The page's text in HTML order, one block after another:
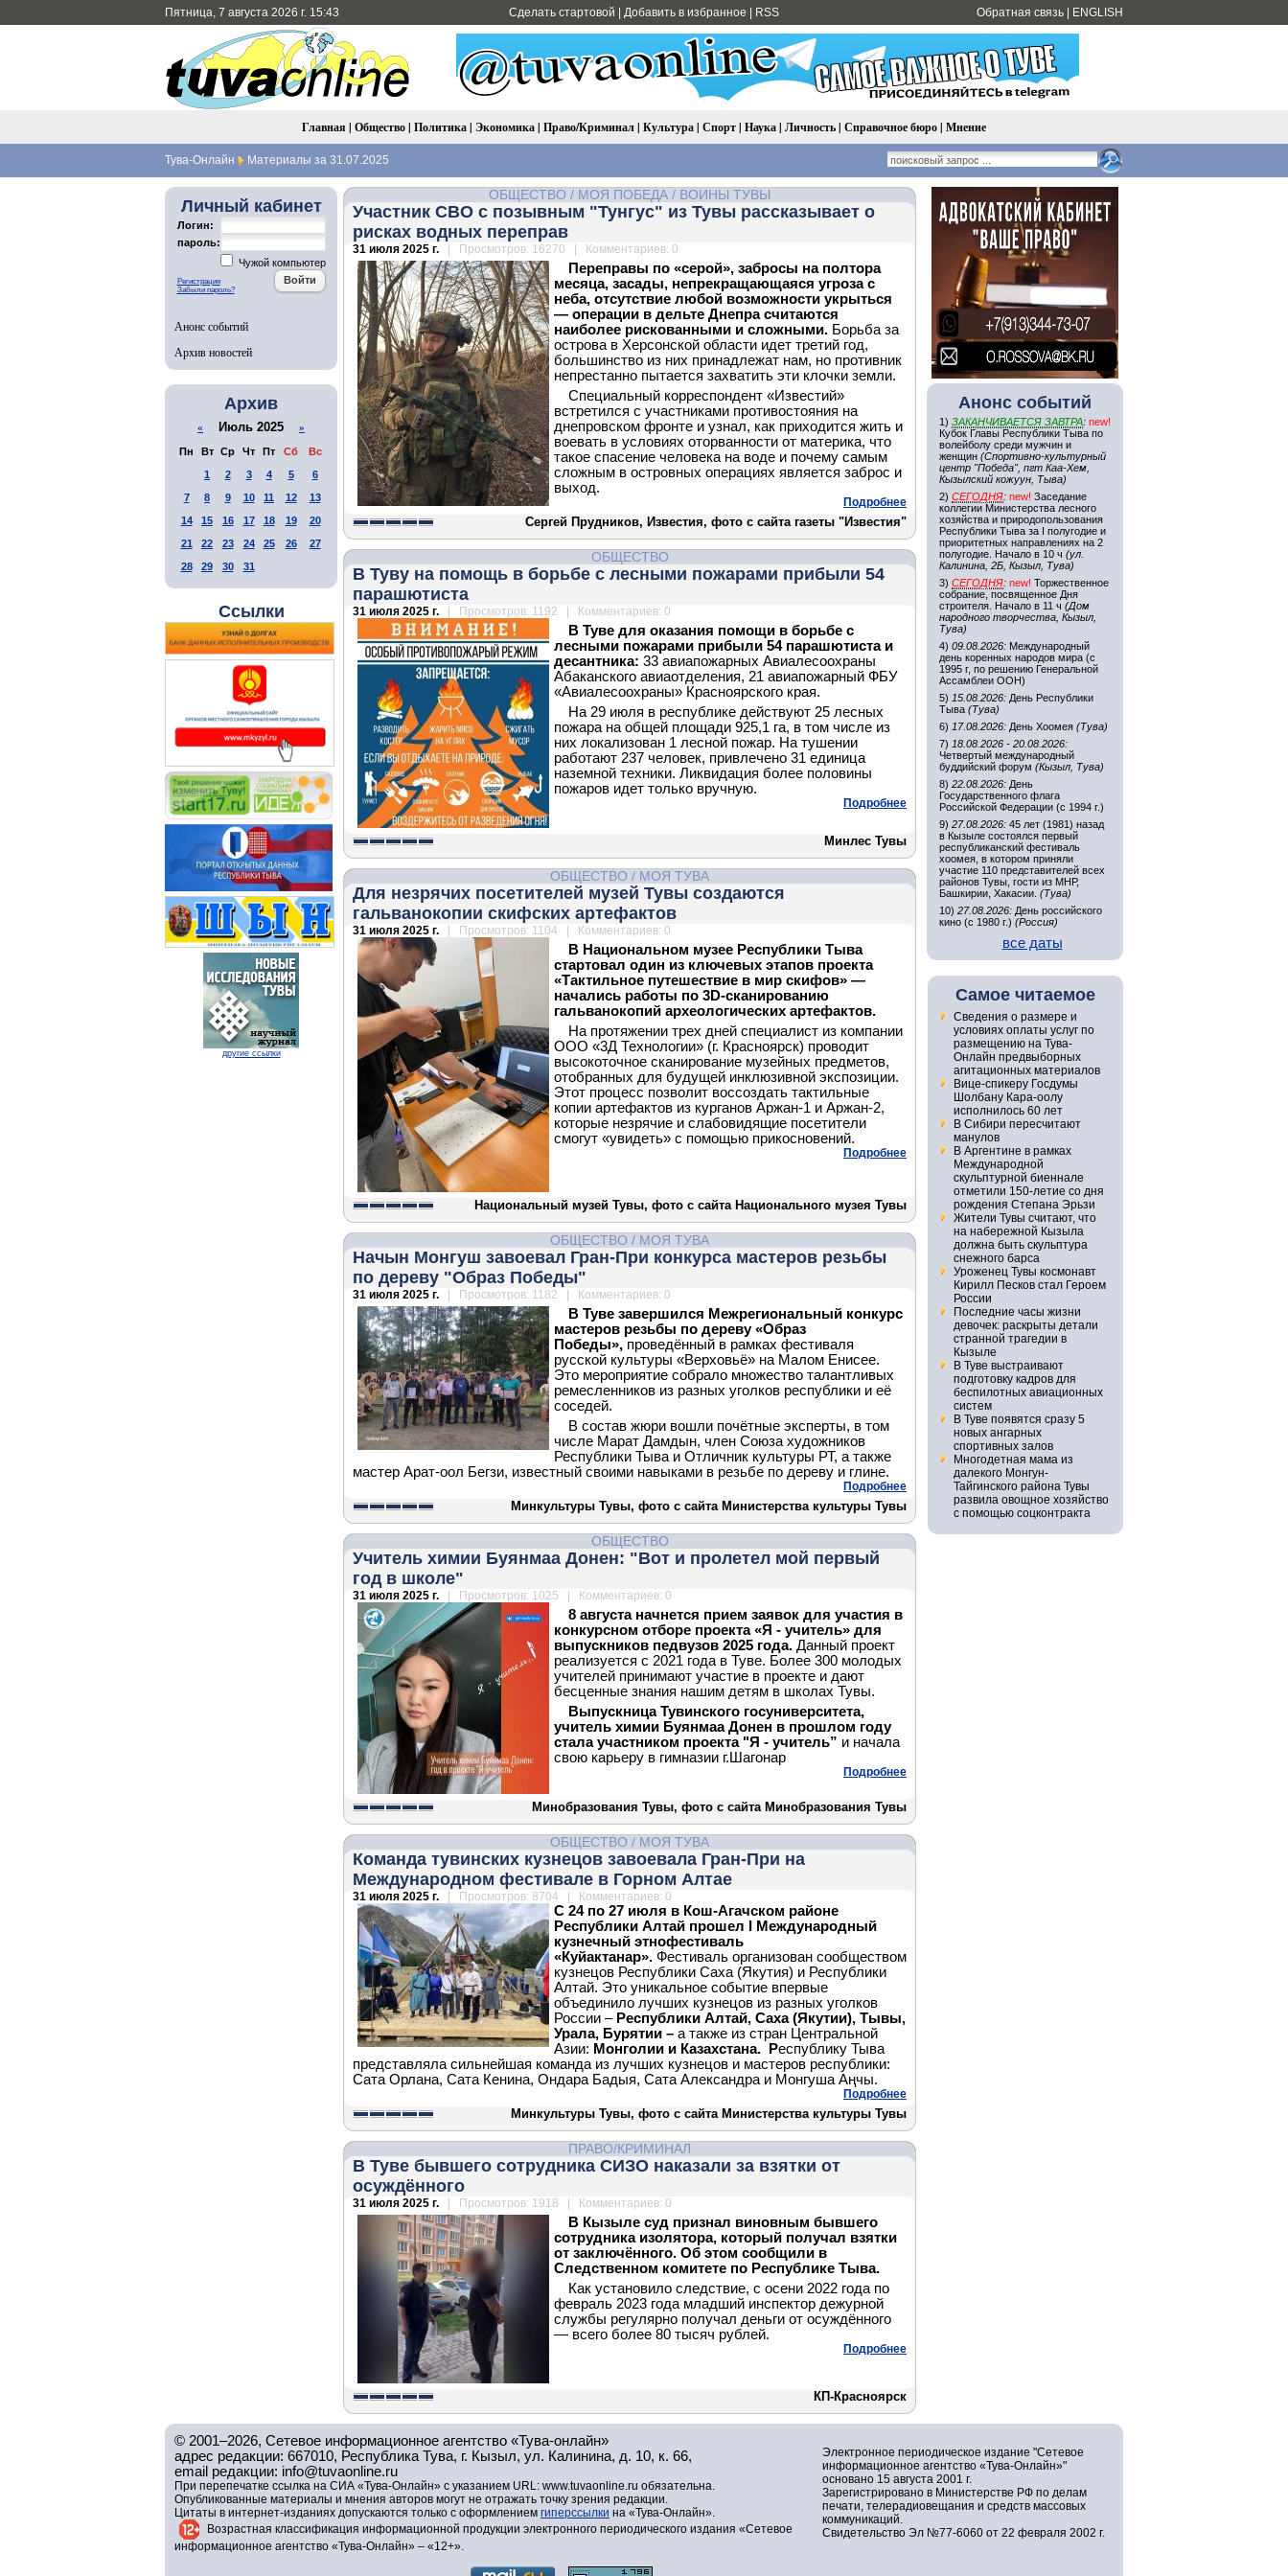
Пятница, 7 августа 2026 г. 15:43 Сделать стартовой Добавить в избранное RSS Обратная связь ENGLISH
Главная | Общество| Политика| Экономика| Право/Криминал| Культура| Спорт| Наука| Личность| Справочное бюро| Мнение
Тува-Онлайн Материалы за 31.07.2025
Личный кабинет
Логин:
пароль:
Чужой компьютер
Регистрация
Забыли пароль?
Анонс событий
Архив новостей
Архив
« Июль 2025 »
Пн Вт Ср Чт Пт Сб
Вс
1
2 3 4 5
6
7
8 9 10 11 12
13
14
15 16 17 18 19
20
21
22 23 24 25 26
27
28
29 30 31
Ссылки
другие ссылки
ОБЩЕСТВО / МОЯ ПОБЕДА / ВОИНЫ ТУВЫ
Участник СВО с позывным "Тунгус" из Тувы рассказывает о
рисках водных переправ
31 июля 2025 г. | Просмотров: 16270 | Комментариев: 0
Переправы по «серой», забросы на полтора
месяца, засады, непрекращающаяся угроза с
неба, отсутствие любой возможности укрыться
— операции в дельте Днепра считаются
наиболее рискованными и сложными. Борьба за
острова в Херсонской области идет третий год,
большинство из них принадлежат нам, но противник
непрестанно пытается захватить эти клочки земли.
Специальный корреспондент «Известий»
встретился с участниками противостояния на
днепровском фронте и узнал, как приходится жить и
воевать в условиях оторванности от материка, что
такое спасение человека на воде и почему самым
сложным в островных операциях является заброс и
выход.
Подробнее
Сергей Прудников, Известия, фото с сайта газеты "Известия"
ОБЩЕСТВО
В Туву на помощь в борьбе с лесными пожарами прибыли 54
парашютиста
31 июля 2025 г. | Просмотров: 1192 | Комментариев: 0
В Туве для оказания помощи в борьбе с
лесными пожарами прибыли 54 парашютиста и
десантника: 33 авиапожарных Авиалесоохраны
Абаканского авиаотделения, 21 авиапожарный ФБУ
«Авиалесоохраны» Красноярского края.
На 29 июля в республике действуют 25 лесных
пожара на общей площади 925,1 га, в том числе из
них локализован 1 лесной пожар. На тушении
работают 237 человек, привлечено 31 единица
наземной техники. Ликвидация более половины
пожаров идет только вручную.
Подробнее
Минлес Тувы
ОБЩЕСТВО / МОЯ ТУВА
Для незрячих посетителей музей Тувы создаются
гальванокопии скифских артефактов
31 июля 2025 г. | Просмотров: 1104 | Комментариев: 0
В Национальном музее Республики Тыва
стартовал один из ключевых этапов проекта
«Тактильное путешествие в мир скифов» —
начались работы по 3D-сканированию
гальванокопий археологических артефактов.
На протяжении трех дней специалист из компании
ООО «3Д Технологии» (г. Красноярск) проводит
высокоточное сканирование музейных предметов,
отобранных для будущей инклюзивной экспозиции.
Этот процесс позволит воссоздать тактильные
копии артефактов из курганов Аржан-1 и Аржан-2,
которые незрячие и слабовидящие посетители
смогут «увидеть» с помощью прикосновений.
Подробнее
Национальный музей Тувы, фото с сайта Национального музея Тувы
ОБЩЕСТВО / МОЯ ТУВА
Начын Монгуш завоевал Гран-При конкурса мастеров резьбы
по дереву "Образ Победы"
31 июля 2025 г. | Просмотров: 1182 | Комментариев: 0
В Туве завершился Межрегиональный конкурс
мастеров резьбы по дереву «Образ
Победы», проведённый в рамках фестиваля
русской культуры «Верховьё» на Малом Енисее.
Это мероприятие собрало множество талантливых
ремесленников из разных уголков республики и её
соседей.
В состав жюри вошли почётные эксперты, в том
числе Марат Дамдын, член Союза художников
Республики Тыва и Отличник культуры РТ, а также
мастер Арат-оол Бегзи, известный своими навыками в резьбе по дереву и глине.
Подробнее
Минкультуры Тувы, фото с сайта Министерства культуры Тувы
ОБЩЕСТВО
Учитель химии Буянмаа Донен: "Вот и пролетел мой первый
год в школе"
31 июля 2025 г. | Просмотров: 1025 | Комментариев: 0
8 августа начнется прием заявок для участия в
конкурсном отборе проекта «Я - учитель» для
выпускников педвузов 2025 года. Данный проект
реализуется с 2021 года в Туве. Более 300 молодых
учителей принимают участие в проекте и дают
бесценные знания нашим детям в школах Тувы.
Выпускница Тувинского госуниверситета,
учитель химии Буянмаа Донен в прошлом году
стала участником проекта "Я - учитель” и начала
свою карьеру в гимназии г.Шагонар
Подробнее
Минобразования Тувы, фото с сайта Минобразования Тувы
ОБЩЕСТВО / МОЯ ТУВА
Команда тувинских кузнецов завоевала Гран-При на
Международном фестивале в Горном Алтае
31 июля 2025 г. | Просмотров: 8704 | Комментариев: 0
С 24 по 27 июля в Кош-Агачском районе
Республики Алтай прошел I Международный
кузнечный этнофестиваль
«Куйактанар». Фестиваль организован сообществом
кузнецов Республики Саха (Якутия) и Республики
Алтай. Это уникальное событие впервые
объединило лучших кузнецов из разных уголков
России – Республики Алтай, Саха (Якутии), Тывы,
Урала, Бурятии – а также из стран Центральной
Азии: Монголии и Казахстана. Республику Тыва
представляла сильнейшая команда из лучших кузнецов и мастеров республики:
Сата Орлана, Сата Кенина, Ондара Бадыя, Сата Александра и Монгуша Аңчы.
Подробнее
Минкультуры Тувы, фото с сайта Министерства культуры Тувы
ПРАВО/КРИМИНАЛ
В Туве бывшего сотрудника СИЗО наказали за взятки от
осуждённого
31 июля 2025 г. | Просмотров: 1918 | Комментариев: 0
В Кызыле суд признал виновным бывшего
сотрудника изолятора, который получал взятки
от заключённого. Об этом сообщили в
Следственном комитете по Республике Тыва.
Как установило следствие, с осени 2022 года по
февраль 2023 года младший инспектор дежурной
службы регулярно получал деньги от осуждённого
— всего более 80 тысяч рублей.
Подробнее
КП-Красноярск
Анонс событий
1) ЗАКАНЧИВАЕТСЯ ЗАВТРА: new!
Кубок Главы Республики Тыва по
волейболу среди мужчин и
женщин (Спортивно-культурный
центр "Победа", пгт Каа-Хем,
Кызылский кожуун, Тыва)
2) СЕГОДНЯ: new! Заседание
коллегии Министерства лесного
хозяйства и природопользования
Республики Тыва за I полугодие и
приоритетных направлениях на 2
полугодие. Начало в 10 ч (ул.
Калинина, 2Б, Кызыл, Тува)
3) СЕГОДНЯ: new! Торжественное
собрание, посвященное Дня
строителя. Начало в 11 ч (Дом
народного творчества, Кызыл,
Тува)
4) 09.08.2026: Международный
день коренных народов мира (с
1995 г, по решению Генеральной
Ассамблеи ООН)
5) 15.08.2026: День Республики
Тыва (Тува)
6) 17.08.2026: День Хоомея (Тува)
7) 18.08.2026 - 20.08.2026:
Четвертый международный
буддийский форум (Кызыл, Тува)
8) 22.08.2026: День
Государственного флага
Российской Федерации (с 1994 г.)
9) 27.08.2026: 45 лет (1981) назад
в Кызыле состоялся первый
республиканский фестиваль
хоомея, в котором приняли
участие 110 представителей всех
районов Тувы, гости из МНР,
Башкирии, Хакасии. (Тува)
10) 27.08.2026: День российского
кино (с 1980 г.) (Россия)
все даты
Самое читаемое
Сведения о размере и
условиях оплаты услуг по
размещению на Тува-
Онлайн предвыборных
агитационных материалов
Вице-спикеру Госдумы
Шолбану Кара-оолу
исполнилось 60 лет
В Сибири пересчитают
манулов
В Аргентине в рамках
Международной
скульптурной биеннале
отметили 150-летие со дня
рождения Степана Эрьзи
Жители Тувы считают, что
на набережной Кызыла
должна быть скульптура
снежного барса
Уроженец Тувы космонавт
Кирилл Песков стал Героем
России
Последние часы жизни
девочек: раскрыты детали
странной трагедии в
Кызыле
В Туве выстраивают
подготовку кадров для
беспилотных авиационных
систем
В Туве появятся сразу 5
новых ангарных
спортивных залов
Многодетная мама из
далекого Монгун-
Тайгинского района Тувы
развила овощное хозяйство
с помощью соцконтракта
© 2001–2026, Сетевое информационное агентство «Тува-онлайн»
адрес редакции: 667010, Республика Тува, г. Кызыл, ул. Калинина, д. 10, к. 66,
email редакции: info@tuvaonline.ru
При перепечатке ссылка на СИА «Тува-Онлайн» с указанием URL: www.tuvaonline.ru обязательна.
Опубликованные материалы и мнения авторов могут не отражать точку зрения редакции.
Цитаты в интернет-изданиях допускаются только с оформлением гиперссылки на «Тува-Онлайн».
Возрастная классификация информационной продукции электронного периодического издания «Сетевое
информационное агентство «Тува-Онлайн» – «12+».
Электронное периодическое издание "Сетевое
информационное агентство «Тува-Онлайн»"
основано 15 августа 2001 г.
Зарегистрировано в Министерстве РФ по делам
печати, телерадиовещания и средств массовых
коммуникаций.
Свидетельство Эл №77-6060 от 22 февраля 2002 г.